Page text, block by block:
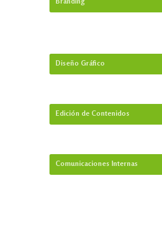
Diseño Gráfico
Edición de Contenidos
Comunicaciones Internas